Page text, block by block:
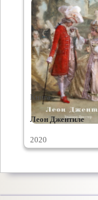
Книга
Леон Джентиле
2020